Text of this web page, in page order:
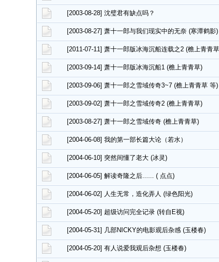
[2003-08-28] 沈璧君有缺点吗？
[2003-08-27] 萧十一郎与我们现实中的无奈 (寒潭鹤影)
[2011-07-11] 萧十一郎版冰海沉船连载之2 (檐上青青
[2003-09-14] 萧十一郎版冰海沉船1 (檐上青青草)
[2003-09-06] 萧十一郎之雪域传奇3~7 (檐上青青草 等)
[2003-09-02] 萧十一郎之雪域传奇2 (檐上青青草)
[2003-08-27] 萧十一郎之雪域传奇 (檐上青青草)
[2004-06-08] 我的第一部长篇大论（若水）
[2004-06-10] 突然间懂了老大 (冰灵)
[2004-06-05] 解读奇隆之后...... ( 点点)
[2004-06-02] 人生无常，造化弄人 (绿色阳光)
[2004-05-20] 超级访问完全记录 (转自E视)
[2004-05-31] 几部NICKY的电影观后杂感 (玉楼春)
[2004-05-20] 有人说爱我观后杂想 (玉楼春)